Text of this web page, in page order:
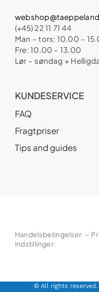
(+45) 22 11 71 44
Man – tors: 10.00 –
Fre: 10.00 – 13.00
Lør – søndag +
KUNDESERVICE
FAQ
Fragtpriser
Tips and guides
Handelsbetingelser –
indstillinger
© All rights